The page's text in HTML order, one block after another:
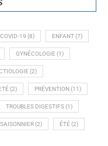
COVID-19 (8) ENFANT(7)
GYNÉCOLOGIE (1)
(2)
(2) PRÉVENTION(11)
TROUBLES DIGESTIFS(1)
(2) ÉTÉ (2)